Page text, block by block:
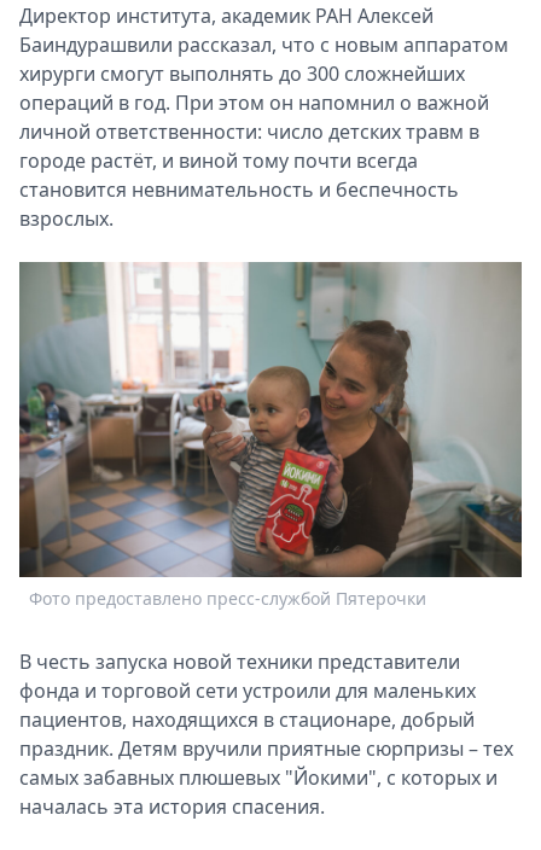
Директор института, академик РАН Алексей
Баиндурашвили рассказал, что с новым аппаратом
хирурги смогут выполнять до 300 сложнейших
операций в год. При этом он напомнил о важной
личной ответственности: число детских травм в
городе растёт, и виной тому почти всегда
становится невнимательность и беспечность
взрослых.
Фото предоставлено пресс-службой Пятерочки
В честь запуска новой техники представители
фонда и торговой сети устроили для маленьких
пациентов, находящихся в стационаре, добрый
праздник. Детям вручили приятные сюрпризы – тех
самых забавных плюшевых "Йокими", с которых и
началась эта история спасения.